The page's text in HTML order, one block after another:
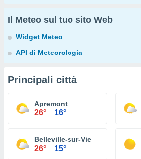
Il Meteo sul tuo sito Web
Widget Meteo
API di Meteorologia
Principali città
Apremont
26° 16°
Belleville-sur-Vie
26° 15°